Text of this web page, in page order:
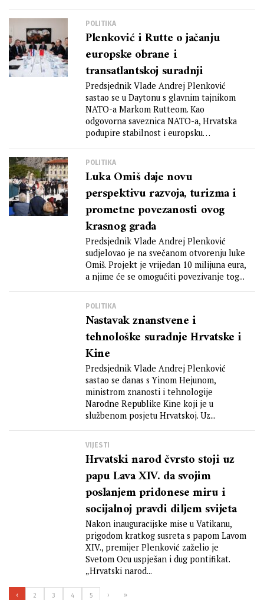
POLITIKA
Plenković i Rutte o jačanju
europske obrane i
transatlantskoj suradnji
Predsjednik Vlade Andrej Plenković
sastao se u Daytonu s glavnim tajnikom
NATO-a Markom Rutteom. Kao
odgovorna saveznica NATO-a, Hrvatska
podupire stabilnost i europsku
POLITIKA
Luka Omiš daje novu
perspektivu razvoja, turizma i
prometne povezanosti ovog
krasnog grada
Predsjednik Vlade Andrej Plenković
sudjelovao je na svečanom otvorenju luke
Omiš. Projekt je vrijedan 10 milijuna eura,
a njime će se omogućiti povezivanje tog...
POLITIKA
Nastavak znanstvene i
tehnološke suradnje Hrvatske i
Kine
Predsjednik Vlade Andrej Plenković
sastao se danas s Yinom Hejunom,
ministrom znanosti i tehnologije
Narodne Republike Kine koji je u
službenom posjetu Hrvatskoj. Uz...
VIJESTI
Hrvatski narod čvrsto stoji uz
papu Lava XIV. da svojim
poslanjem pridonese miru i
socijalnoj pravdi diljem svijeta
Nakon inauguracijske mise u Vatikanu,
prigodom kratkog susreta s papom Lavom
XIV., premijer Plenković zaželio je
Svetom Ocu uspješan i dug pontifikat.
„Hrvatski narod...
‹ 2 3 4 5 › »